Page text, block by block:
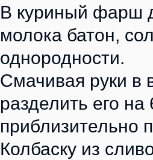
В куриный фарш
молока батон,
однородности.
Смачивая руки в
разделить его
приблизительно
Колбаску из